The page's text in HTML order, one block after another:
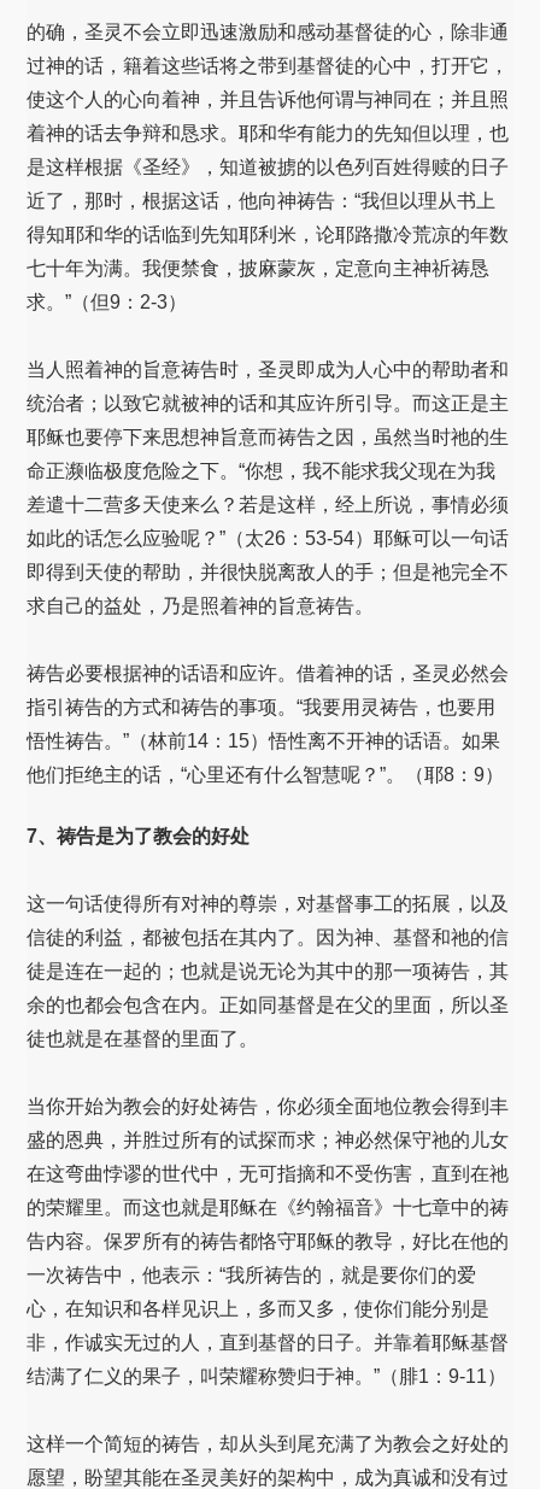
的确，圣灵不会立即迅速激励和感动基督徒的心，除非通
过神的话，籍着这些话将之带到基督徒的心中，打开它，
使这个人的心向着神，并且告诉他何谓与神同在；并且照
着神的话去争辩和恳求。耶和华有能力的先知但以理，也
是这样根据《圣经》，知道被掳的以色列百姓得赎的日子
近了，那时，根据这话，他向神祷告：“我但以理从书上
得知耶和华的话临到先知耶利米，论耶路撒冷荒凉的年数
七十年为满。我便禁食，披麻蒙灰，定意向主神祈祷恳
求。”（但9：2-3）
当人照着神的旨意祷告时，圣灵即成为人心中的帮助者和
统治者；以致它就被神的话和其应许所引导。而这正是主
耶稣也要停下来思想神旨意而祷告之因，虽然当时祂的生
命正濒临极度危险之下。“你想，我不能求我父现在为我
差遣十二营多天使来么？若是这样，经上所说，事情必须
如此的话怎么应验呢？”（太26：53-54）耶稣可以一句话
即得到天使的帮助，并很快脱离敌人的手；但是祂完全不
求自己的益处，乃是照着神的旨意祷告。
祷告必要根据神的话语和应许。借着神的话，圣灵必然会
指引祷告的方式和祷告的事项。“我要用灵祷告，也要用
悟性祷告。”（林前14：15）悟性离不开神的话语。如果
他们拒绝主的话，“心里还有什么智慧呢？”。（耶8：9）
7、祷告是为了教会的好处
这一句话使得所有对神的尊崇，对基督事工的拓展，以及
信徒的利益，都被包括在其内了。因为神、基督和祂的信
徒是连在一起的；也就是说无论为其中的那一项祷告，其
余的也都会包含在内。正如同基督是在父的里面，所以圣
徒也就是在基督的里面了。
当你开始为教会的好处祷告，你必须全面地位教会得到丰
盛的恩典，并胜过所有的试探而求；神必然保守祂的儿女
在这弯曲悖谬的世代中，无可指摘和不受伤害，直到在祂
的荣耀里。而这也就是耶稣在《约翰福音》十七章中的祷
告内容。保罗所有的祷告都恪守耶稣的教导，好比在他的
一次祷告中，他表示：“我所祷告的，就是要你们的爱
心，在知识和各样见识上，多而又多，使你们能分别是
非，作诚实无过的人，直到基督的日子。并靠着耶稣基督
结满了仁义的果子，叫荣耀称赞归于神。”（腓1：9-11）
这样一个简短的祷告，却从头到尾充满了为教会之好处的
愿望，盼望其能在圣灵美好的架构中，成为真诚和没有过